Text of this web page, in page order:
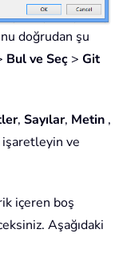
doğrudan şu
Bul ve Seç > Git
, Sayılar, Metin ,
ve
içeren boş
Aşağıdaki